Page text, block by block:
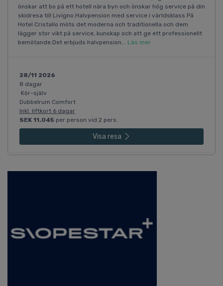
önskar att bo på ett hotell nära byn och önskar hög service på din
skidresa till Livigno.Halvpension med service i världsklass På
Hotel Cristallo möts det moderna och traditionella och dem
lägger stor vikt på service, kunskap och att ge ett professionellt
bemötande.Det erbjuds halvpension... Läs mer
28/11 2026
8 dagar
Kör-själv
Dubbelrum Comfort
Inkl. liftkort 6 dagar
SEK 11.045 per person vid 2 pers.
Visa resa